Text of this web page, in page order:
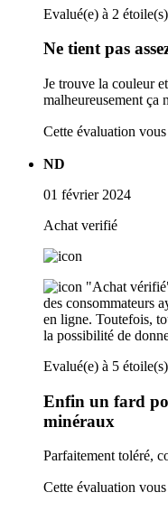
Evalué(e) à 2
Ne tient pas
Je trouve la couleur
malheureusement ça
Cette évaluation
ND
01 février 2024
Achat verifié
"Achat
des consommateurs
en ligne. Toutefois,
la possibilité de
Evalué(e) à 5
Enfin un fard
minéraux
Parfaitement toléré,
Cette évaluation